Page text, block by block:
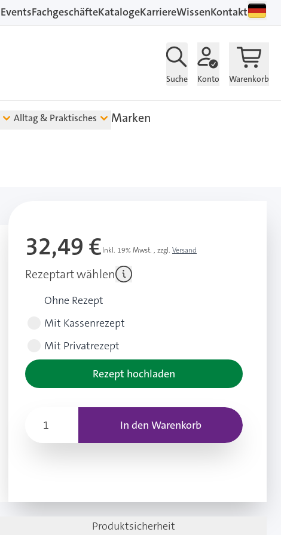
EventsFachgeschäfteKatalogeKarriereWissenKontakt
Suche Konto Warenkorb
Alltag & Praktisches Marken
32,49 €Inkl. 19% Mwst. , zzgl. Versand
Rezeptart wählen
Ohne Rezept
Mit Kassenrezept
Mit Privatrezept
Rezept hochladen
In den Warenkorb
Produktsicherheit